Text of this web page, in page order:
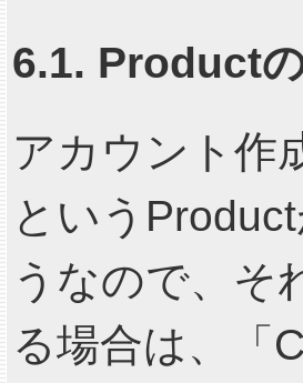
6.1. Product
アカウント作
という
うなので、そ
る場合は、「